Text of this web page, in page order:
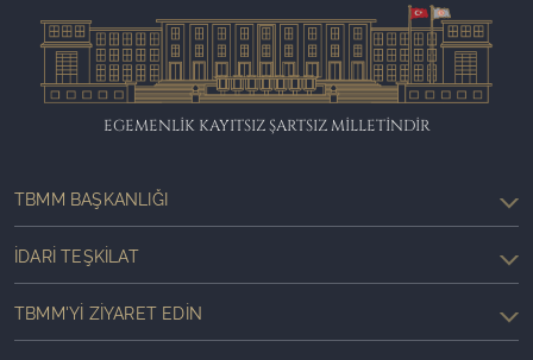
EGEMENLİK KAYITSIZ ŞARTSIZ MİLLETİNDİR
TBMM BAŞKANLIĞI
İDARI TEŞKILAT
TBMM'YI ZIYARET EDIN